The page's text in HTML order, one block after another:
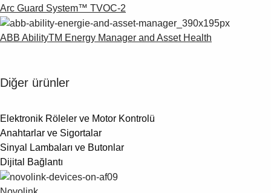
Arc Guard System™ TVOC-2
ABB AbilityTM Energy Manager and Asset Health
Diğer ürünler
Elektronik Röleler ve Motor Kontrolü
Anahtarlar ve Sigortalar
Sinyal Lambaları ve Butonlar
Dijital Bağlantı